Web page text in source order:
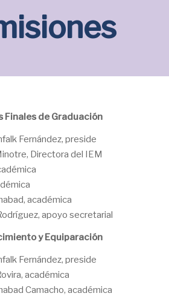
Finales de Graduación
Fernández, preside
Directora del IEM
académica
apoyo secretarial
y Equiparación
Fernández, preside
académica
Camacho, académica